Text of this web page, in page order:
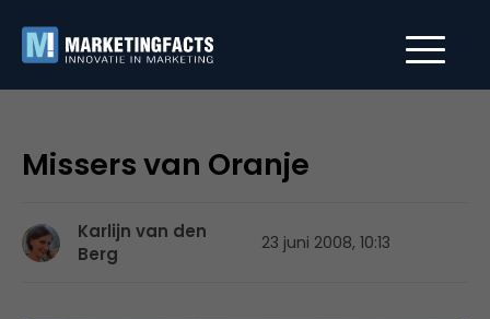
Missers van Oranje
Karlijn van den
Berg
23 juni 2008, 10:13